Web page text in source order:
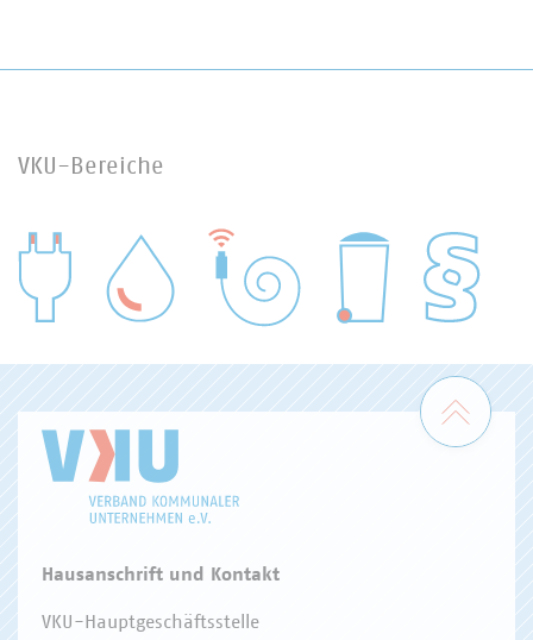
VKU-Bereiche
WASSER/ABWASSER
Zum
Hausanschrift und Kontakt
VKU-Hauptgeschäftsstelle